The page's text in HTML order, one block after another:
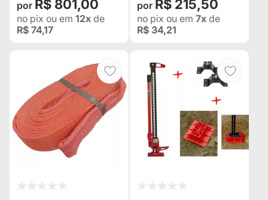
R$ 801,00
no pix ou em 12x de
R$ 74,17
R$ 215,50
no pix ou em 7x de
R$ 34,21